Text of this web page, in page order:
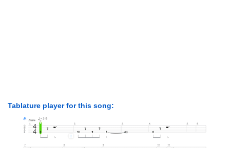
Tablature player for this song: